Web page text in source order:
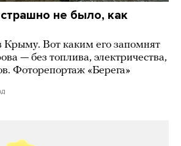
не было, как
Крыму. Вот каким его запомнят
— без топлива, электричества,
Фоторепортаж «Берега»